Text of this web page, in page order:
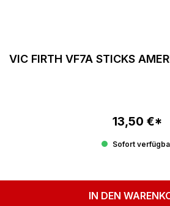
VIC FIRTH VF7A STICKS
Regulärer
13,50 €*
Sofort
IN DEN